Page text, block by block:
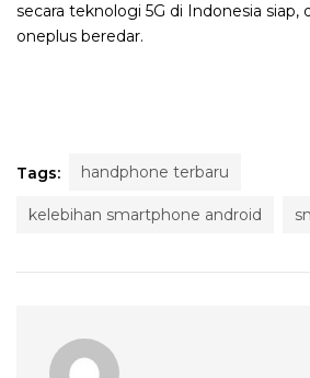
secara teknologi 5G di Indonesia siap,
oneplus beredar.
Tags: handphone terbaru
kelebihan smartphone android